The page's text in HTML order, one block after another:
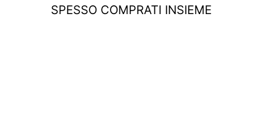
SPESSO COMPRATI INSIEME